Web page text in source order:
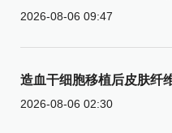
2026-08-06 09:47
造血干细胞移植后皮肤纤
2026-08-06 02:30